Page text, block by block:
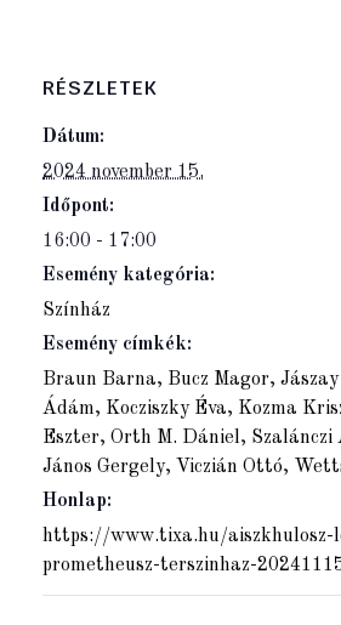
RÉSZLETEK
Dátum:
2024 november 15.
Időpont:
16:00 - 17:00
Esemény kategória:
Színház
Esemény címkék:
Braun Barna, Bucz Magor,
Ádám, Kocziszky Éva, Kozma
Eszter, Orth M. Dániel, Szalánczi
János Gergely, Viczián Ottó,
Honlap:
https://www.tixa.hu/aiszkhulosz-
prometheusz-terszinhaz-